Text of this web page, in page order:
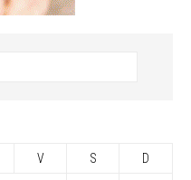
V S D